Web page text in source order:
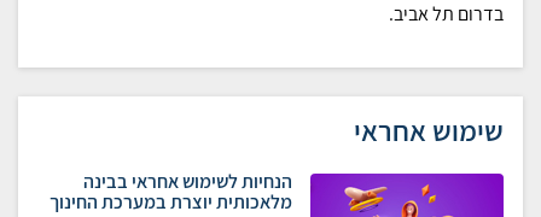
בדרום תל אביב.
שימוש אחראי
הנחיות לשימוש אחראי בבינה
מלאכותית יוצרת במערכת החינוך